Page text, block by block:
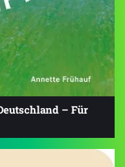
– Für